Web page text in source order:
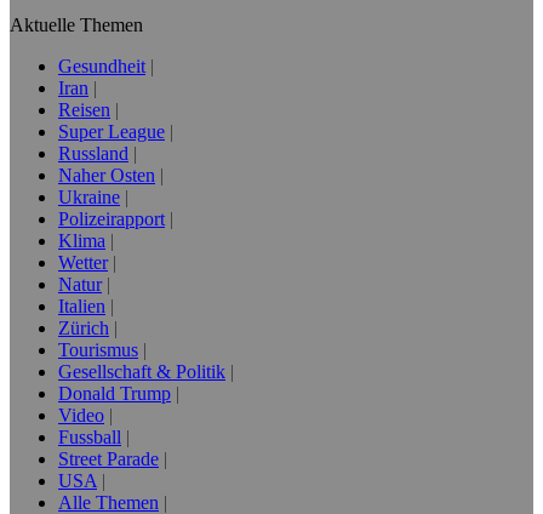
Aktuelle Themen
Gesundheit
Iran
Reisen
Super League
Russland
Naher Osten
Ukraine
Polizeirapport
Klima
Wetter
Natur
Italien
Zürich
Tourismus
Gesellschaft & Politik
Donald Trump
Video
Fussball
Street Parade
USA
Alle Themen